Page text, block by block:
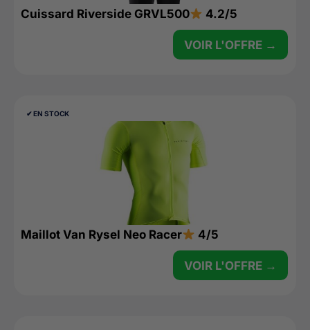
Cuissard Riverside GRVL500 4.2/5
VOIR L'OFFRE →
✔︎ EN STOCK
Maillot Van Rysel Neo Racer 4/5
VOIR L'OFFRE →